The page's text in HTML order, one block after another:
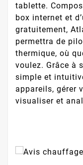
tablette.
box internet et
gratuitement,
permettra de
thermique, où
voulez. Grâce à
simple et
appareils, gérer
visualiser et